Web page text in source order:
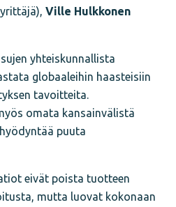
Ville Hulkkonen
yhteiskunnallista
globaaleihin haasteisiin
tavoitteita.
omata kansainvälistä
puuta
eivät poista tuotteen
mutta luovat kokonaan